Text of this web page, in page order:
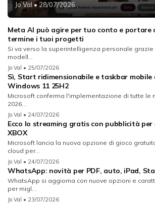
Jo Val• 28/07/2026
Meta AI può agire per tuo conto e portare
termine i tuoi progetti
Si va verso la superintelligenza personale grazie
modell...
Jo Val • 25/07/2026
Sì, Start ridimensionabile e taskbar mobile
Windows 11 25H2
Microsoft conferma l'implementazione di tutte le
2026...
Jo Val • 24/07/2026
Ecco lo streaming gratis con pubblicità per
XBOX
Microsoft lancia la nuova opzione di gioco
cloud per...
Jo Val • 24/07/2026
WhatsApp: novità per PDF, auto, iPad,
WhatsApp si aggiorna con nuove opzioni e
per migl...
Jo Val • 23/07/2026